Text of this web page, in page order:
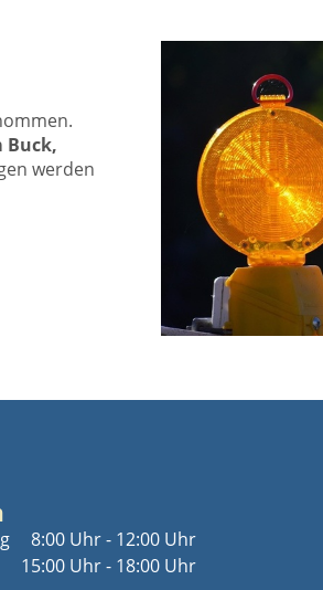
Buck,
werden
8:00 Uhr - 12:00 Uhr
15:00 Uhr - 18:00 Uhr